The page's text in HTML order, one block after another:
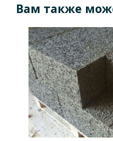
Вам также